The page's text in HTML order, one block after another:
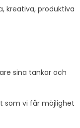
kreativa, produktiva
sina tankar och
som vi får möjlighet